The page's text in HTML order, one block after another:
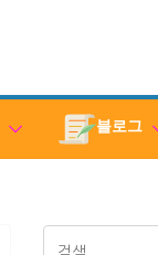
블로그